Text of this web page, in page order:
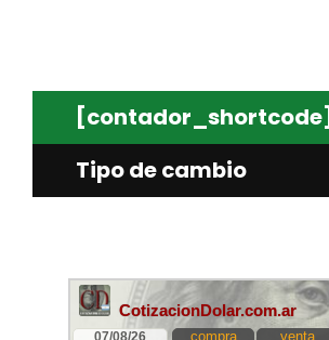
[contador_shortcode]
Tipo de cambio